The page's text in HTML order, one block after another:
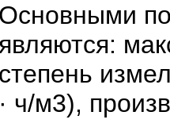
Основными
являются:
степень
· ч/м3),